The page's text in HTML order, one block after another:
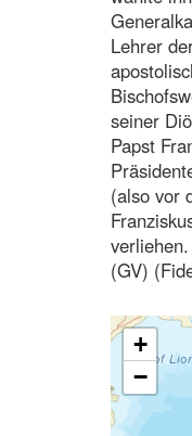
Lehrer
seiner
Papst
(also vor
verliehen.
(GV)
+
−